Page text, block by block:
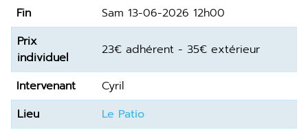
Fin
Sam 13-06-2026 12h00
Prix
individuel
23€ adhérent - 35€ extérieur
Intervenant
Cyril
Lieu
Le Patio